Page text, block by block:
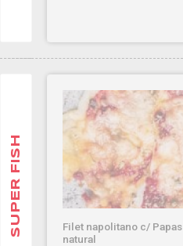
SUPER FISH
Filet napolitano c/ Papas
natural